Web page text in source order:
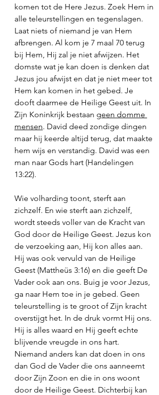
komen tot de Here Jezus. Zoek Hem in
alle teleurstellingen en tegenslagen.
Laat niets of niemand je van Hem
afbrengen. Al kom je 7 maal 70 terug
bij Hem, Hij zal je niet afwijzen. Het
domste wat je kan doen is denken dat
Jezus jou afwijst en dat je niet meer tot
Hem kan komen in het gebed. Je
dooft daarmee de Heilige Geest uit. In
Zijn Koninkrijk bestaan geen domme
mensen. David deed zondige dingen
maar hij keerde altijd terug, dat maakte
hem wijs en verstandig. David was een
man naar Gods hart (Handelingen
13:22).
Wie volharding toont, sterft aan
zichzelf. En wie sterft aan zichzelf,
wordt steeds voller van de Kracht van
God door de Heilige Geest. Jezus kon
de verzoeking aan, Hij kon alles aan.
Hij was ook vervuld van de Heilige
Geest (Mattheüs 3:16) en die geeft De
Vader ook aan ons. Buig je voor Jezus,
ga naar Hem toe in je gebed. Geen
teleurstelling is te groot of Zijn kracht
overstijgt het. In de druk vormt Hij ons.
Hij is alles waard en Hij geeft echte
blijvende vreugde in ons hart.
Niemand anders kan dat doen in ons
dan God de Vader die ons aanneemt
door Zijn Zoon en die in ons woont
door de Heilige Geest. Dichterbij kan